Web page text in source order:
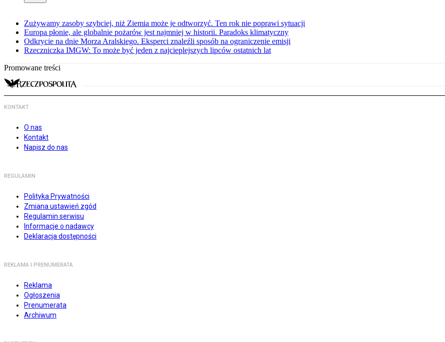
Zużywamy zasoby szybciej, niż Ziemia może je odtworzyć. Ten rok nie poprawi sytuacji
Europa płonie, ale globalnie pożarów jest najmniej w historii. Paradoks klimatyczny
Odkrycie na dnie Morza Aralskiego. Eksperci znaleźli sposób na ograniczenie emisji
Rzeczniczka IMGW: To może być jeden z najcieplejszych lipców ostatnich lat
Promowane treści
KONTAKT
O nas
Kontakt
Napisz do nas
REGULAMIN
Polityka Prywatności
Zmiana ustawień zgód
Regulamin serwisu
Informacje o nadawcy
Deklaracja dostępności
REKLAMA I PRENUMERATA
Reklama
Ogłoszenia
Prenumerata
Archiwum